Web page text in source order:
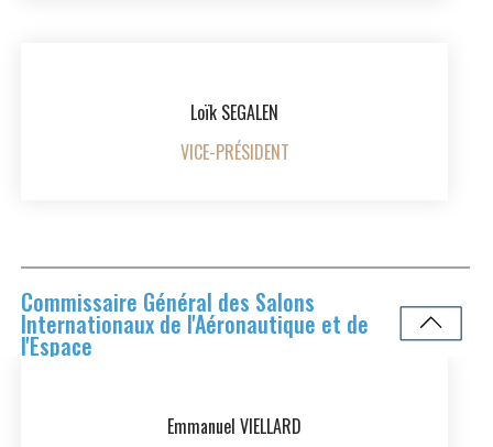
Loïk SEGALEN
VICE-PRÉSIDENT
Commissaire Général des Salons
Internationaux de l'Aéronautique et de
l'Espace
Emmanuel VIELLARD